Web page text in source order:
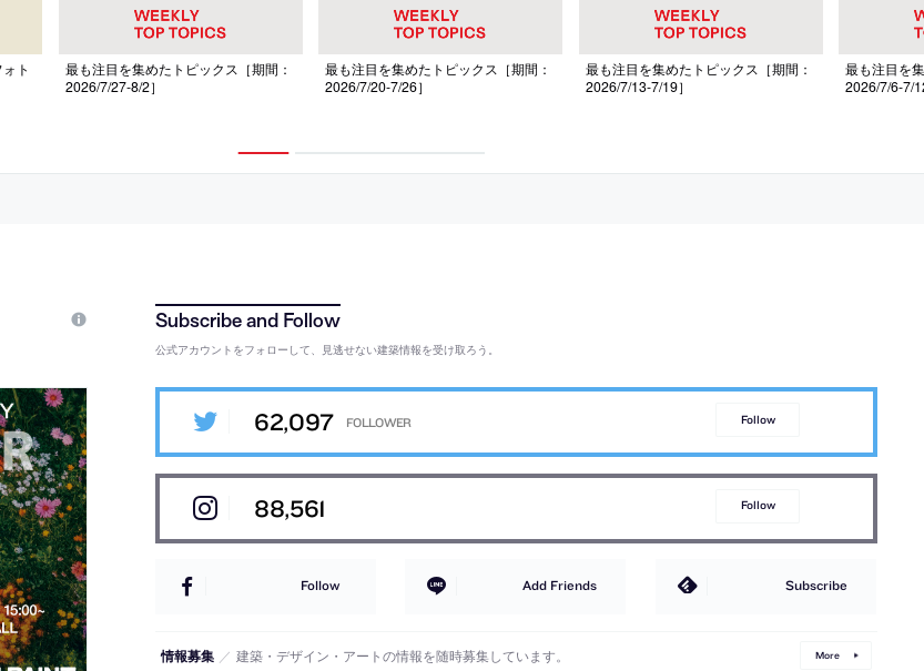
ト
最も注目を集めたトピックス［期間：
2026/7/27-8/2］
最も注目を集めたトピックス［期間：
2026/7/20-7/26］
最も注目を集めたトピックス［期間：
2026/7/13-7/19］
最も注目を
2026/7/6-7/
公式アカウントをフォローして、見逃せない建築情報を受け取ろう。
62,097 Follow
88,561 Follow
Follow Add Friends Subscribe
情報募集 ／ 建築・デザイン・アートの情報を随時募集しています。 More